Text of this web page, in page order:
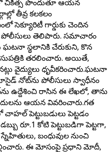
చికిత్స పొందుతూ ఆయన
తీవ్ర కలకలం
గార్డుకు చెందిన
పోలీసులు తెలిపారు. సమాచారం
స్థలానికి చేరుకుని, కొన
తరలించారు. అయితే,
వైద్యులు ధృవీకరించారు.ఘటనా
నోట్‌ను పోలీసులు స్వాధీనం
ఉద్దేశించి రాసిన ఈ లేఖలో, తాను
ఆయన వివరించారు.గత
పెట్టుబడులు పెట్టడం
రూ.1 కోటి పెట్టుబడిగా పెట్టగా,
బంధువుల నుంచి
ఈ మోసంపై ప్రధాని మోదీ,